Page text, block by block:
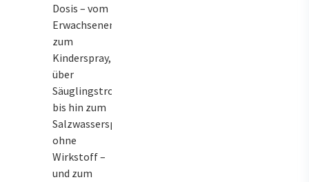
Dosis – vom
Erwachsenen-
zum
Kinderspray,
über
Säuglingstropfen
bis hin zum
Salzwasserspray
ohne
Wirkstoff –
und zum